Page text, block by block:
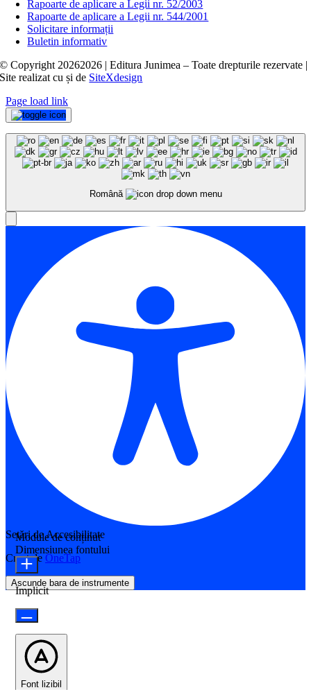
Rapoarte de aplicare a Legii nr. 52/2003
Rapoarte de aplicare a Legii nr. 544/2001
Solicitare informații
Buletin informativ
© Copyright 20262026 | Editura Junimea – Toate drepturile rezervate |
Site realizat cușide SiteXdesign
Page load link
Română
Setări de Accesibilitate
Creat de OneTap
Ascunde bara de instrumente
Module de conținut
Dimensiunea fontului
Implicit
Font lizibil